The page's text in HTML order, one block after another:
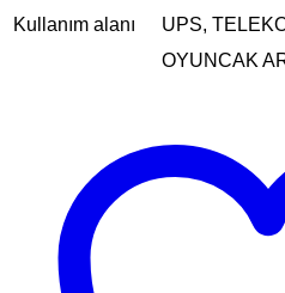
Kullanım alanı
UPS,
OYUNCAK